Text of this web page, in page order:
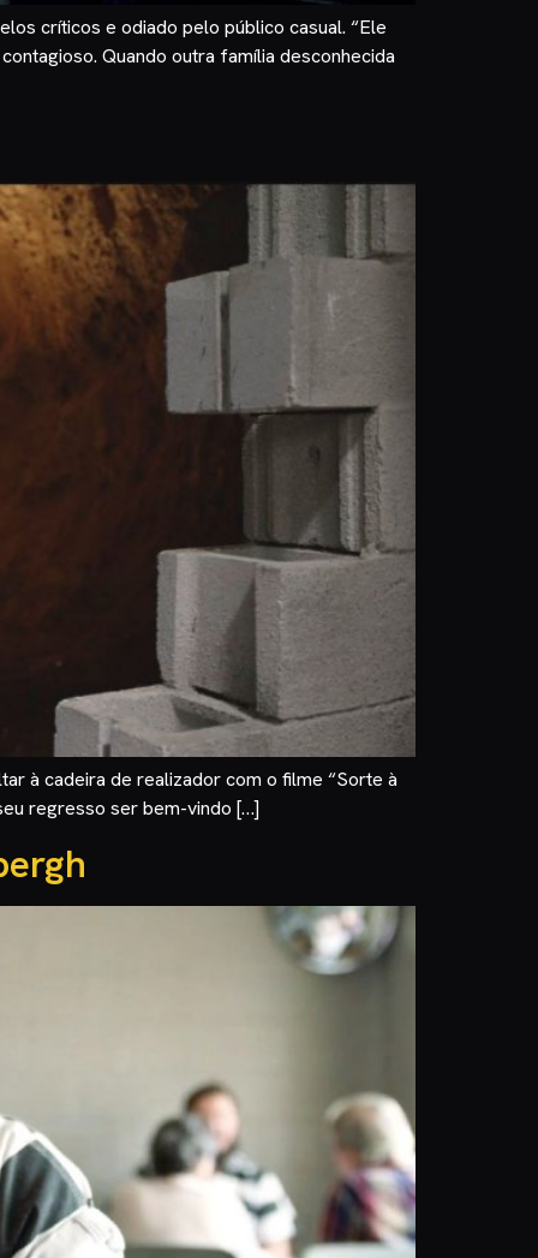
críticos e odiado pelo público casual. “Ele
Quando outra família desconhecida
à cadeira de realizador com o filme “Sorte à
regresso ser bem-vindo […]